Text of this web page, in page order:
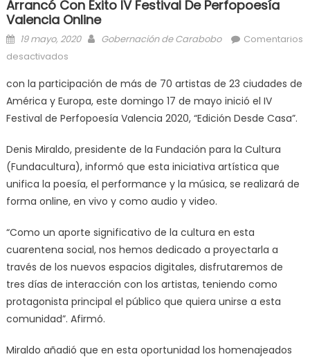
Arrancó Con Éxito IV Festival De Perfopoesía
Valencia Online
Posted on
19 mayo, 2020 Author
Gobernación de Carabobo
Comentarios
desactivados
con la participación de más de 70 artistas de 23 ciudades de
América y Europa, este domingo 17 de mayo inició el IV
Festival de Perfopoesía Valencia 2020, “Edición Desde Casa”.
Denis Miraldo, presidente de la Fundación para la Cultura
(Fundacultura), informó que esta iniciativa artística que
unifica la poesía, el performance y la música, se realizará de
forma online, en vivo y como audio y video.
“Como un aporte significativo de la cultura en esta
cuarentena social, nos hemos dedicado a proyectarla a
través de los nuevos espacios digitales, disfrutaremos de
tres días de interacción con los artistas, teniendo como
protagonista principal el público que quiera unirse a esta
comunidad”. Afirmó.
Miraldo añadió que en esta oportunidad los homenajeados